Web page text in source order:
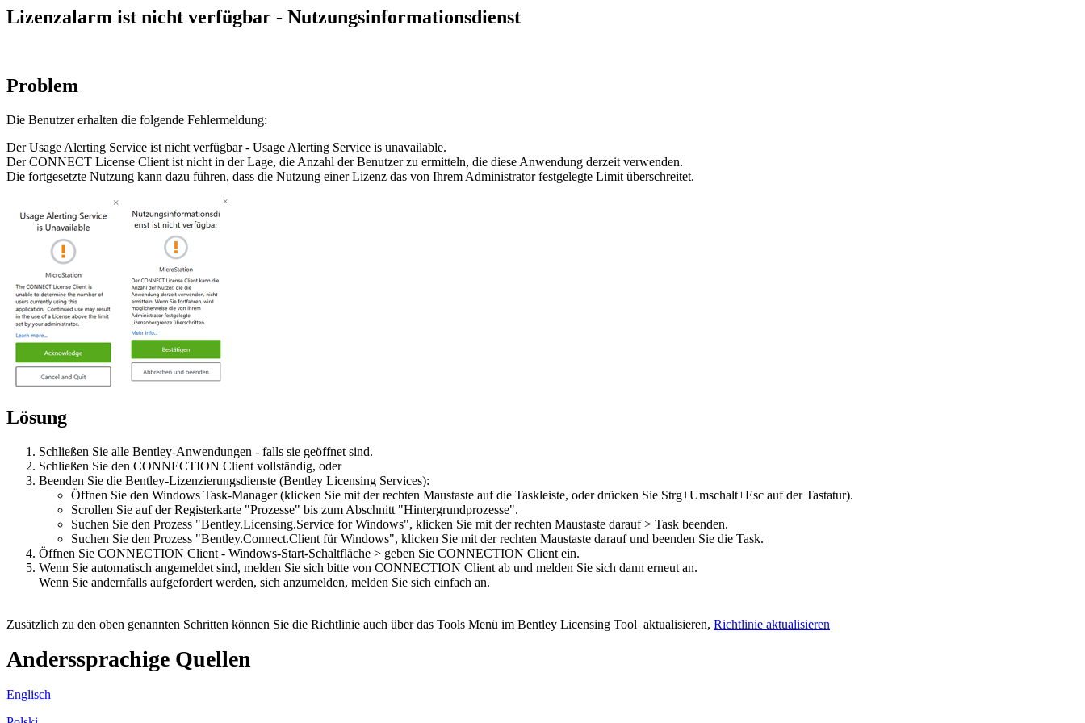
Lizenzalarm ist nicht verfügbar - Nutzungsinformationsdienst
Problem
Die Benutzer erhalten die folgende Fehlermeldung:
Der Usage Alerting Service ist nicht verfügbar - Usage Alerting Service is unavailable.
Der CONNECT License Client ist nicht in der Lage, die Anzahl der Benutzer zu ermitteln, die diese Anwendung derzeit verwenden.
Die fortgesetzte Nutzung kann dazu führen, dass die Nutzung einer Lizenz das von Ihrem Administrator festgelegte Limit überschreitet.
Lösung
Schließen Sie alle Bentley-Anwendungen - falls sie geöffnet sind.
Schließen Sie den CONNECTION Client vollständig, oder
Beenden Sie die Bentley-Lizenzierungsdienste (Bentley Licensing Services):
Öffnen Sie den Windows Task-Manager (klicken Sie mit der rechten Maustaste auf die Taskleiste, oder drücken Sie Strg+Umschalt+Esc auf der Tastatur).
Scrollen Sie auf der Registerkarte "Prozesse" bis zum Abschnitt "Hintergrundprozesse".
Suchen Sie den Prozess "Bentley.Licensing.Service for Windows", klicken Sie mit der rechten Maustaste darauf > Task beenden.
Suchen Sie den Prozess "Bentley.Connect.Client für Windows", klicken Sie mit der rechten Maustaste darauf und beenden Sie die Task.
Öffnen Sie CONNECTION Client - Windows-Start-Schaltfläche > geben Sie CONNECTION Client ein.
Wenn Sie automatisch angemeldet sind, melden Sie sich bitte von CONNECTION Client ab und melden Sie sich dann erneut an.
Wenn Sie andernfalls aufgefordert werden, sich anzumelden, melden Sie sich einfach an.
Zusätzlich zu den oben genannten Schritten können Sie die Richtlinie auch über das Tools Menü im Bentley Licensing Tool aktualisieren, Richtlinie aktualisieren
Anderssprachige Quellen
Englisch